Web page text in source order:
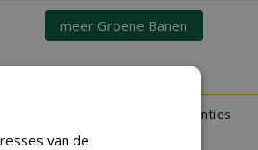
meer Groene Banen
kan gratis kleine advertenties
via zijn eigen account.
van de